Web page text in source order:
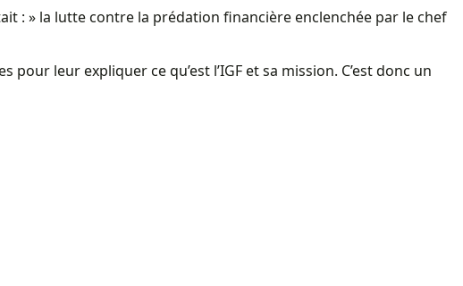
: » la lutte contre la prédation financière enclenchée par le chef
leur expliquer ce qu’est l’IGF et sa mission. C’est donc un